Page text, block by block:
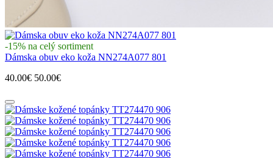
-15% na celý sortiment
Dámska obuv eko koža NN274A077 801
40.00€ 50.00€